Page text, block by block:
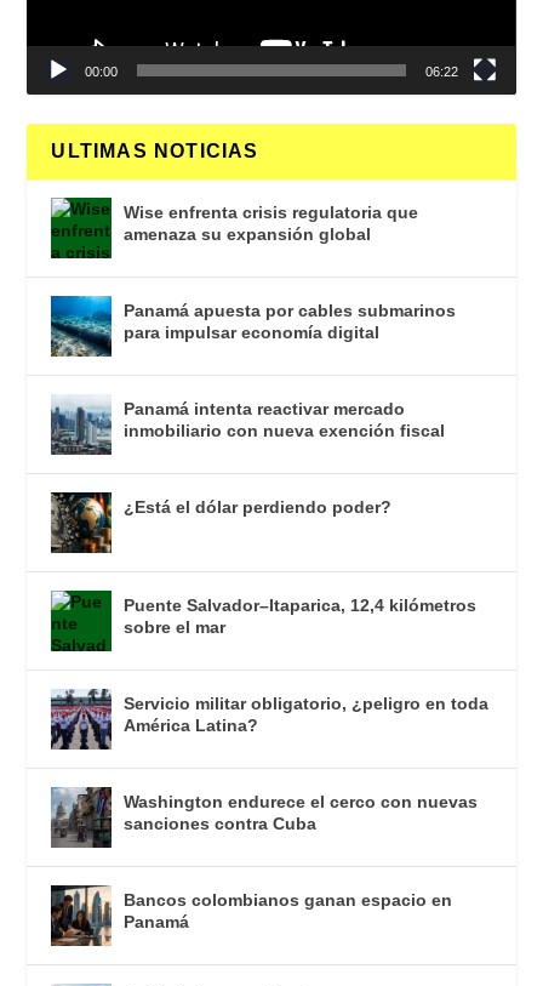
00:00 06:22
ULTIMAS NOTICIAS
Wise enfrenta crisis regulatoria que
amenaza su expansión global
Panamá apuesta por cables submarinos
para impulsar economía digital
Panamá intenta reactivar mercado
inmobiliario con nueva exención fiscal
¿Está el dólar perdiendo poder?
Puente Salvador–Itaparica, 12,4 kilómetros
sobre el mar
Servicio militar obligatorio, ¿peligro en toda
América Latina?
Washington endurece el cerco con nuevas
sanciones contra Cuba
Bancos colombianos ganan espacio en
Panamá